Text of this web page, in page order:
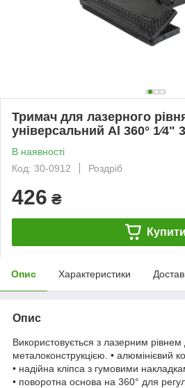
Тримач для лазерного
універсальний Al 360° 1⁄4"
В наявності
Код: 30-0912
Роздріб
426 ₴
Купити
Опис Характеристики
Опис
Використовується з лазерним
металоконструкцією. • алюмінієвий
• надійна кліпса з гумовими
• поворотна основа на 360° для